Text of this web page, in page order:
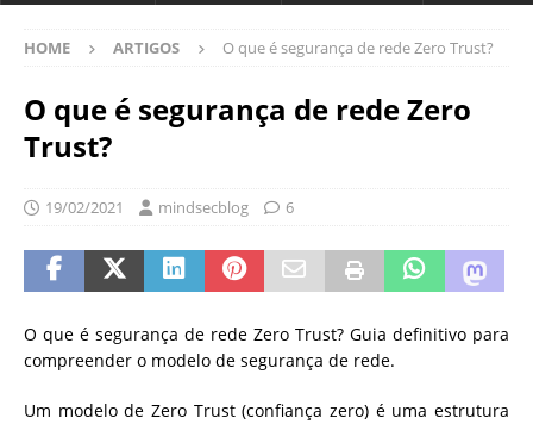
HOME ARTIGOS O que é segurança de rede Zero Trust?
O que é segurança de rede Zero
Trust?
19/02/2021 mindsecblog 6
O que é segurança de rede Zero Trust? Guia definitivo para
compreender o modelo de segurança de rede.
Um modelo de Zero Trust (confiança zero) é uma estrutura